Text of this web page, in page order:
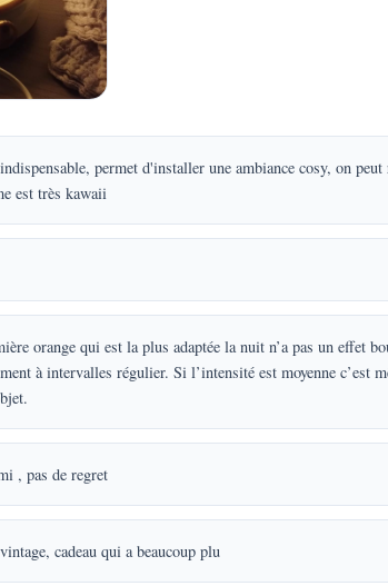
permet d'installer une ambiance cosy, on
est très kawaii
orange qui est la plus adaptée la nuit n’a pas un effet
à intervalles régulier. Si l’intensité est moyenne c’est
, pas de regret
cadeau qui a beaucoup plu